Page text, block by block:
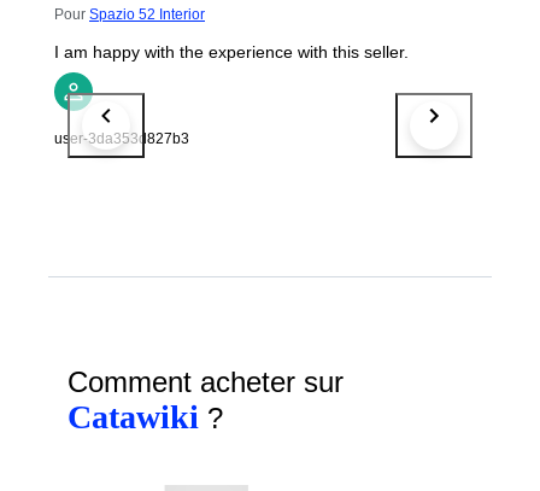
Pour Spazio 52 Interior
I am happy with the experience with this seller.
user-3da353d827b3
Comment acheter sur
Catawiki ?